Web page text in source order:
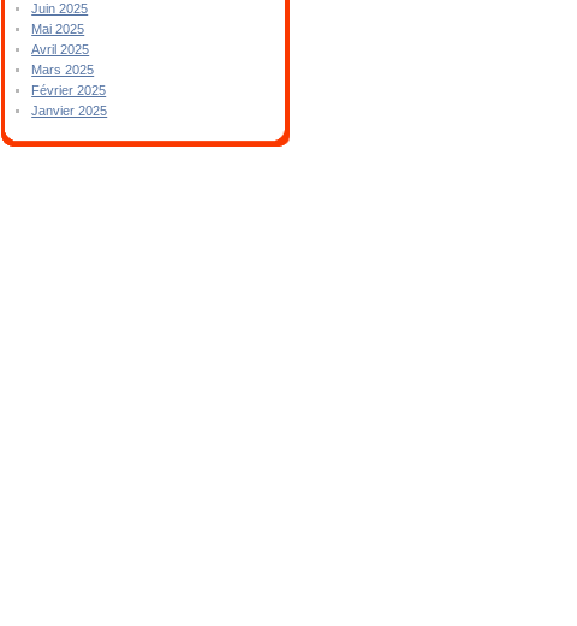
Juin 2025
Mai 2025
Avril 2025
Mars 2025
Février 2025
Janvier 2025